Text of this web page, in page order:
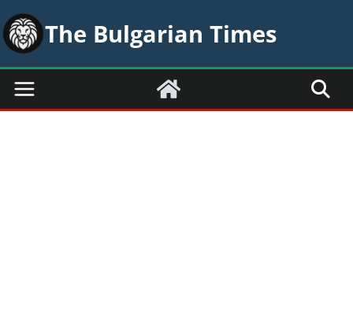
Skip
to
content
The Bulgarian Times